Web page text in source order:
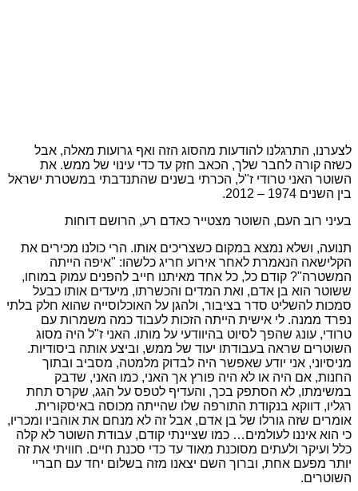
לצערנו, התרגלנו להודעות מהסוג הזה ואף גרועות מאלה, אבל
כשזה קורה לחבר שלך, הכאב חזק עד כדי עינוי של ממש. את
השוטר האני טרודי ז"ל, הכרתי בשנים שהתנדבתי במשטרת ישראל
בין השנים 1974 – 2012.
בעיני רוב העם, השוטר מצטייר כאדם רע, הרושם דוחות
תנועה, ושלא נמצא במקום כשצריכים אותו. הרי כולנו מכירים את
הקלישאה הנאמרת לאחר אירוע חריג כלשהו: "איפה הייתה
המשטרה"? קודם כל, כל אחד מאיתנו חייב להפנים עמוק במוחו,
ששוטר הוא בן אדם, ואת המדים והכשרתו, מיעדים אותו כבעל
סמכות להשליט סדר בציבור, ולהגן על האוכלוסייה שהוא חלק בלתי
נפרד ממנה. לי אישית הייתה הזכות לעבוד כמה משמרות עם
טרודי, עונג שהפך לסיוט בהיוודעי על מותו. האני ז"ל היה מסוג
השוטרים שראה בעבודתו יעוד של ממש, וביצע אותה ביסודיות.
מניסיוני, אני יודע שאפשר היה לבדוק מלמטה, מסביב ובתוך
החנות, אם היה או לא היה פורץ אך האני, כמו האני, שדבק
במשימתו, לא הסתפק בכך, והעדיף לטפס על הגג, שקרס תחת
רגליו, דווקא בנקודת התורפה שלו שהייתה מכוסה באיסקורית.
אומרים שזה גורלו של בן אדם, אבל זה לא מנחם את אוהביו ומכריו,
כי הוא איננו לעולמים… כמו שציינתי קודם, עבודת השוטר לא קלה
כלל ועיקר ולעתים מסוכנת מאוד עד כדי סכנת חיים. חוויתי את זה
יותר מפעם אחת, וברוך השם יצאנו מזה בשלום יחד עם חבריי
השוטרים.